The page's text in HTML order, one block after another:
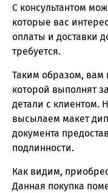
С консультантом
которые вас
оплаты и доставки
требуется.
Таким образом, вам
которой выполнят
детали с клиентом.
высылаем макет
документа
подлинности.
Как видим,
Данная покупка